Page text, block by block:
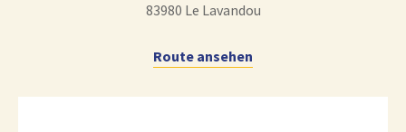
83980 Le Lavandou
Route ansehen